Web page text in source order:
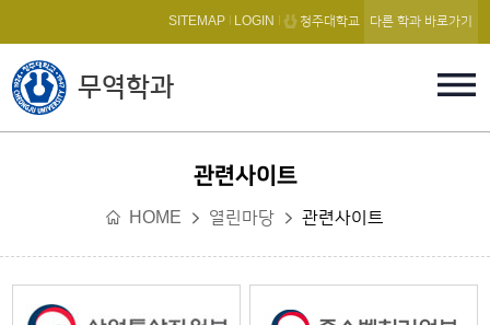
본문 바로가기
무역학과
SITEMAP LOGIN 청주대학교 다른 학과 바로가기
관련사이트
HOME 열린마당 관련사이트